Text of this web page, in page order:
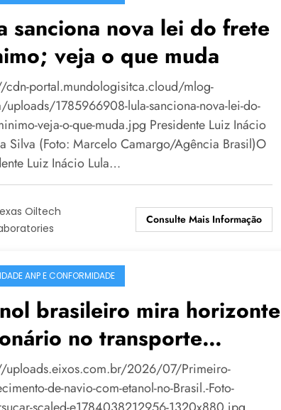
sanciona nova lei do frete
veja o que muda
cdn-portal.mundologisitca.cloud/mlog-
uploads/1785966908-lula-sanciona-nova-lei-do-
veja-o-que-muda.jpg Presidente Luiz Inácio
Silva (Foto: Marcelo Camargo/Agência Brasil)O
Luiz Inácio Lula…
Oiltech
Consulte Mais Informação
ANP E CONFORMIDADE
brasileiro mira horizonte
no transporte
uploads.eixos.com.br/2026/07/Primeiro-
de-navio-com-etanol-no-Brasil.-Foto-